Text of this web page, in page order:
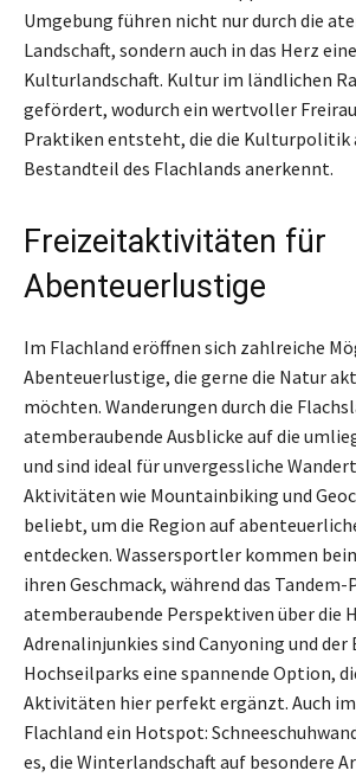
Umgebung führen nicht nur durch die
Landschaft, sondern auch in das Herz
Kulturlandschaft. Kultur im ländlichen
gefördert, wodurch ein wertvoller
Praktiken entsteht, die die Kulturpolitik
Bestandteil des Flachlands anerkennt.
Freizeitaktivitäten für
Abenteuerlustige
Im Flachland eröffnen sich zahlreiche
Abenteuerlustige, die gerne die Natur
möchten. Wanderungen durch die
atemberaubende Ausblicke auf die
und sind ideal für unvergessliche
Aktivitäten wie Mountainbiking und
beliebt, um die Region auf
entdecken. Wassersportler kommen
ihren Geschmack, während das
atemberaubende Perspektiven über die
Adrenalinjunkies sind Canyoning und der
Hochseilparks eine spannende Option,
Aktivitäten hier perfekt ergänzt. Auch
Flachland ein Hotspot:
es, die Winterlandschaft auf besondere